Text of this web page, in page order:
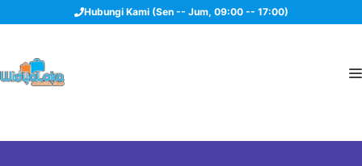
ke
Hubungi Kami (Sen -- Jum, 09:00 -- 17:00)